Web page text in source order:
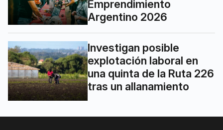
Emprendimiento
Argentino 2026
Investigan posible
explotación laboral en
una quinta de la Ruta 226
tras un allanamiento